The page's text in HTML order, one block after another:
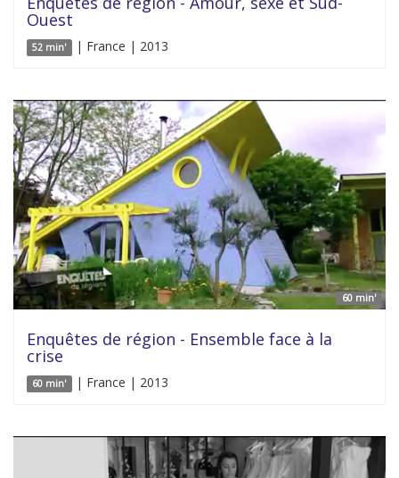
Ouest
52 min' | France | 2013
60 min'
Enquêtes de région - Ensemble face à la
crise
60 min' | France | 2013